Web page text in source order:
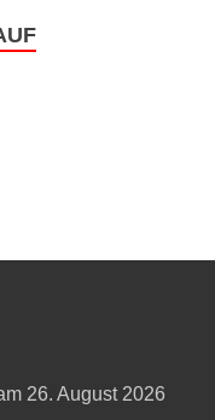
26. August 2026